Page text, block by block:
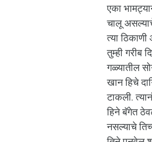
एका
चालू
त्या
तुम्ही गरीब
गळ्यातील
खान हिचे
टाकली.
हिने बॅगेत
नसल्याचे